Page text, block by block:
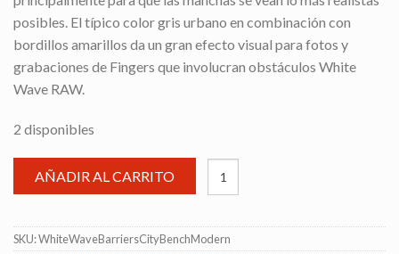
posibles. El típico color gris urbano en combinación con
bordillos amarillos da un gran efecto visual para fotos y
grabaciones de Fingers que involucran obstáculos White
Wave RAW.
2 disponibles
AÑADIR AL CARRITO
SKU:WhiteWaveBarriersCityBenchModern